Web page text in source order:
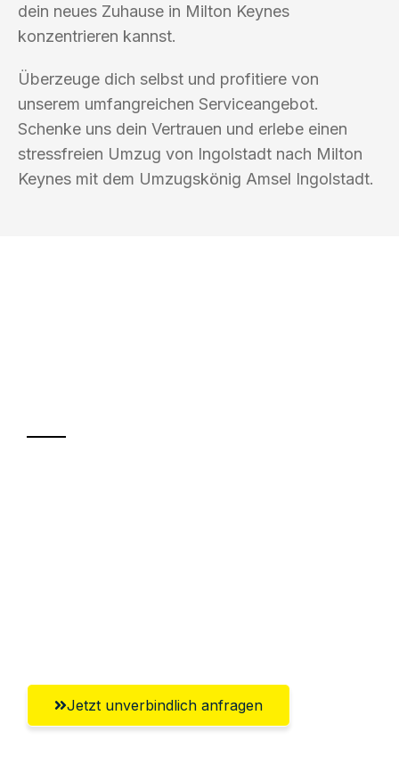
dein neues Zuhause in Milton Keynes
konzentrieren kannst.
Überzeuge dich selbst und profitiere von
unserem umfangreichen Serviceangebot.
Schenke uns dein Vertrauen und erlebe einen
stressfreien Umzug von Ingolstadt nach Milton
Keynes mit dem Umzugskönig Amsel Ingolstadt.
Jetzt unverbindlich anfragen